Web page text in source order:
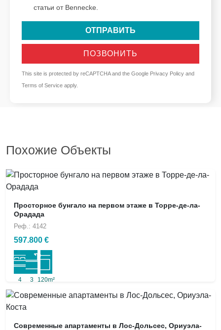
статьи от Bennecke.
ОТПРАВИТЬ
ПОЗВОНИТЬ
This site is protected by reCAPTCHA and the Google Privacy Policy and
Terms of Service apply.
Похожие Объекты
Просторное бунгало на первом этаже в Торре-де-ла-
Орадада
Реф.: 4142
597.800 €
4 3 120m²
Современные апартаменты в Лос-Дольсес, Ориуэла-